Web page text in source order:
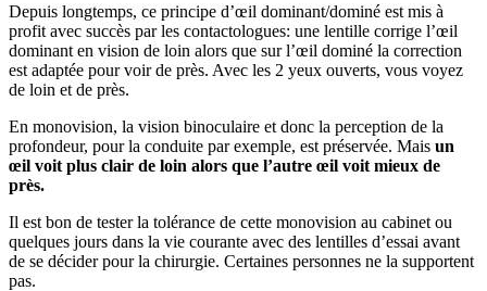
Depuis longtemps, ce principe d’œil dominant/dominé est mis à
profit avec succès par les contactologues: une lentille corrige l’œil
dominant en vision de loin alors que sur l’œil dominé la correction
est adaptée pour voir de près. Avec les 2 yeux ouverts, vous voyez
de loin et de près.
En monovision, la vision binoculaire et donc la perception de la
profondeur, pour la conduite par exemple, est préservée. Mais un
œil voit plus clair de loin alors que l’autre œil voit mieux de
près.
Il est bon de tester la tolérance de cette monovision au cabinet ou
quelques jours dans la vie courante avec des lentilles d’essai avant
de se décider pour la chirurgie. Certaines personnes ne la supportent
pas.